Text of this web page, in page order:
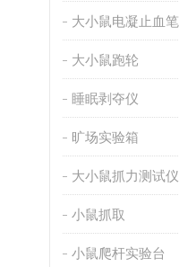
大小鼠电凝止血笔
大小鼠跑轮
睡眠剥夺仪
旷场实验箱
大小鼠抓力测试仪
小鼠抓取
小鼠爬杆实验台